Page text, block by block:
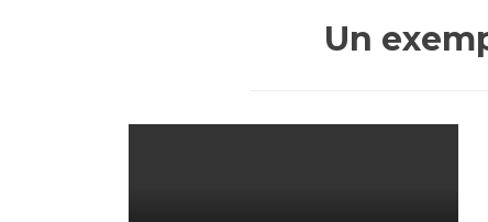
Un